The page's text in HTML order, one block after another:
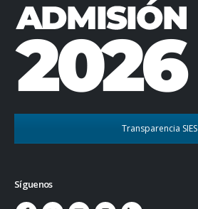
Transparencia SIES
Síguenos